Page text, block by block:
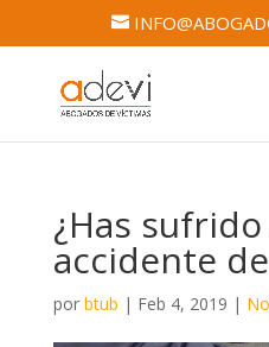
¿Has
accidente
por btub | Feb 4, 2019 |